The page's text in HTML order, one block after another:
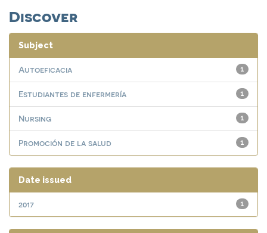
Discover
Subject
1
Autoeficacia
1
Estudiantes de enfermería
1
Nursing
1
Promoción de la salud
Date issued
1
2017